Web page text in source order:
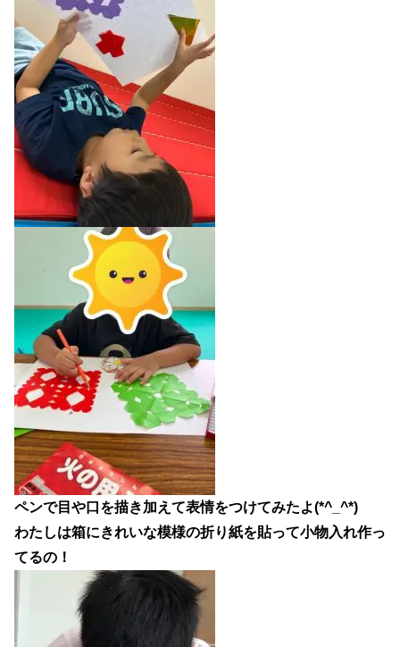
ペンで目や口を描き加えて表情をつけてみたよ(*^_^*)
わたしは箱にきれいな模様の折り紙を貼って小物入れ作っ
てるの！